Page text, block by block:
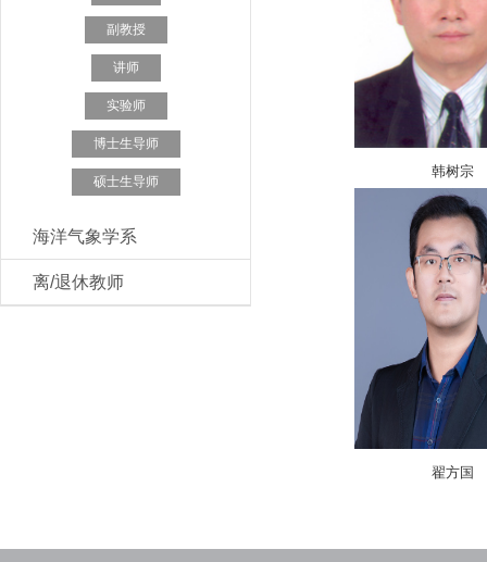
副教授
讲师
实验师
博士生导师
硕士生导师
海洋气象学系
离/退休教师
韩树宗
翟方国